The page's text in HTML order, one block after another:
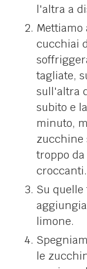
l'altra a
Mettiamo
cucchiai
tagliate,
sull'altra
subito e
minuto,
zucchine
troppo
croccanti.
Su
limone.
le